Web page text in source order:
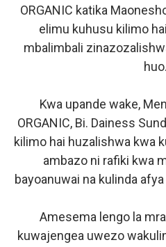
ORGANIC katika
elimu kuhusu kilimo
mbalimbali
huo.
Kwa upande wake,
ORGANIC, Bi. Dainess
kilimo hai huzalishwa kwa
ambazo ni rafiki kwa
bayoanuwai na kulinda
Amesema lengo la
kuwajengea uwezo